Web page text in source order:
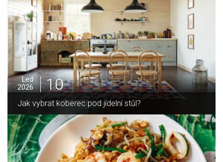
stůl?
Pro
2025
05
Jak zvládnout vánoční úklid bez